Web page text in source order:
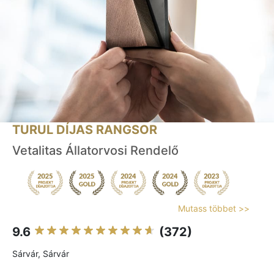
TURUL DÍJAS RANGSOR
Vetalitas Állatorvosi Rendelő
Mutass többet >>
9.6 (372)
Sárvár, Sárvár